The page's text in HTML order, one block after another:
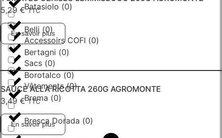
Accessoirs COFI (0)
Sacs (0)
Vêtements(0)
Batasiolo (0)
Belli (0)
Bertagni (0)
Borotalco (0)
Brema (0)
Bresca Dorada (0)
5,29 € TTC
En savoir plus
SAUCE ALLA RICOTTA 260G AGROMONTE
3,49 € TTC
En savoir plus